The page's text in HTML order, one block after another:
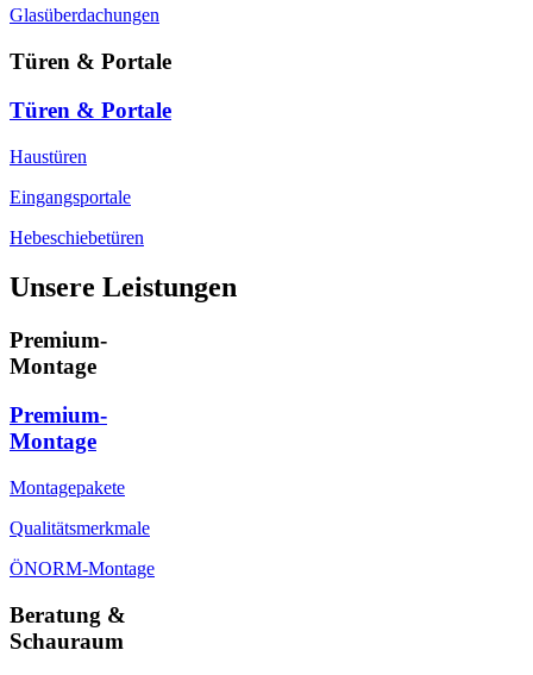
Glasüberdachungen
Türen & Portale
Türen & Portale
Haustüren
Eingangsportale
Hebeschiebetüren
Unsere Leistungen
Premium-
Montage
Premium-
Montage
Montagepakete
Qualitätsmerkmale
ÖNORM-Montage
Beratung &
Schauraum